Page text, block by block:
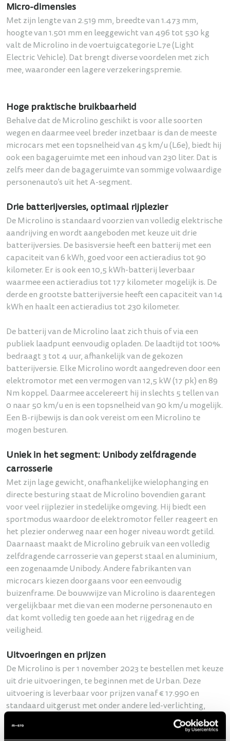
Micro-dimensies
Met zijn lengte van 2.519 mm, breedte van 1.473 mm,
hoogte van 1.501 mm en leeggewicht van 496 tot 530 kg
valt de Microlino in de voertuigcategorie L7e (Light
Electric Vehicle). Dat brengt diverse voordelen met zich
mee, waaronder een lagere verzekeringspremie.
Hoge praktische bruikbaarheid
Behalve dat de Microlino geschikt is voor alle soorten
wegen en daarmee veel breder inzetbaar is dan de meeste
microcars met een topsnelheid van 45 km/u (L6e), biedt hij
ook een bagageruimte met een inhoud van 230 liter. Dat is
zelfs meer dan de bagageruimte van sommige volwaardige
personenauto’s uit het A-segment.
Drie batterijversies, optimaal rijplezier
De Microlino is standaard voorzien van volledig elektrische
aandrijving en wordt aangeboden met keuze uit drie
batterijversies. De basisversie heeft een batterij met een
capaciteit van 6 kWh, goed voor een actieradius tot 90
kilometer. Er is ook een 10,5 kWh-batterij leverbaar
waarmee een actieradius tot 177 kilometer mogelijk is. De
derde en grootste batterijversie heeft een capaciteit van 14
kWh en haalt een actieradius tot 230 kilometer.
De batterij van de Microlino laat zich thuis of via een
publiek laadpunt eenvoudig opladen. De laadtijd tot 100%
bedraagt 3 tot 4 uur, afhankelijk van de gekozen
batterijversie. Elke Microlino wordt aangedreven door een
elektromotor met een vermogen van 12,5 kW (17 pk) en 89
Nm koppel. Daarmee accelereert hij in slechts 5 tellen van
0 naar 50 km/u en is een topsnelheid van 90 km/u mogelijk.
Een B-rijbewijs is dan ook vereist om een Microlino te
mogen besturen.
Uniek in het segment: Unibody zelfdragende
carrosserie
Met zijn lage gewicht, onafhankelijke wielophanging en
directe besturing staat de Microlino bovendien garant
voor veel rijplezier in stedelijke omgeving. Hij biedt een
sportmodus waardoor de elektromotor feller reageert en
het plezier onderweg naar een hoger niveau wordt getild.
Daarnaast maakt de Microlino gebruik van een volledig
zelfdragende carrosserie van geperst staal en aluminium,
een zogenaamde Unibody. Andere fabrikanten van
microcars kiezen doorgaans voor een eenvoudig
buizenframe. De bouwwijze van Microlino is daarentegen
vergelijkbaar met die van een moderne personenauto en
dat komt volledig ten goede aan het rijgedrag en de
veiligheid.
Uitvoeringen en prijzen
De Microlino is per 1 november 2023 te bestellen met keuze
uit drie uitvoeringen, te beginnen met de Urban. Deze
uitvoering is leverbaar voor prijzen vanaf € 17.990 en
standaard uitgerust met onder andere led-verlichting,
beeldschermen in de cabine. De Urban is verkrijgbaar in het